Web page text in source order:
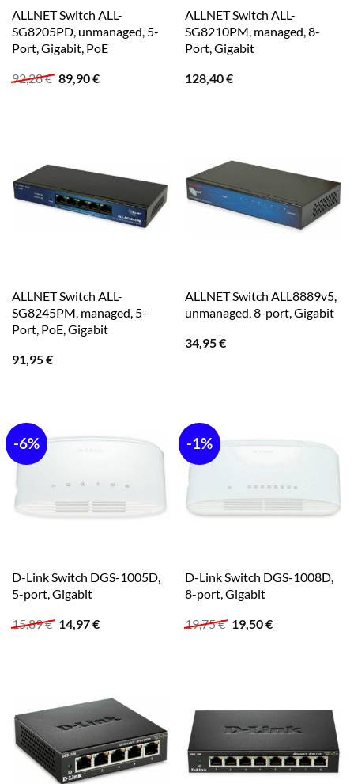
ALLNET Switch ALL-
SG8205PD, unmanaged, 5-
Port, Gigabit, PoE
92,28€ Ursprünglicher
Preis
89,90€Aktueller
ALLNET Switch ALL-
SG8210PM, managed, 8-
Port, Gigabit
128,40€
ALLNET Switch ALL-
SG8245PM, managed, 5-
Port, PoE, Gigabit
91,95€
ALLNET Switch ALL8889v5,
unmanaged, 8-port, Gigabit
34,95€
-6%
D-Link Switch DGS-1005D,
5-port, Gigabit
15,89€ Ursprünglicher
Preis
14,97€Aktueller
-1%
D-Link Switch DGS-1008D,
8-port, Gigabit
19,75€ Ursprünglicher
Preis
19,50€Aktueller